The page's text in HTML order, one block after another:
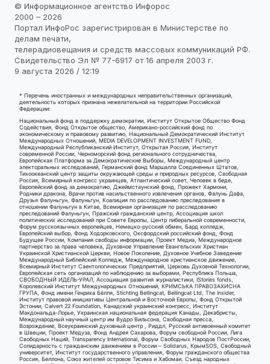
© Информационное агентство Инфорос
2000 – 2026
Портал ИнфоРос зарегистрирован в Министерстве по
делам печати,
телерадиовещания и средств массовых коммуникаций РФ.
Свидетельство Эл № 77-6917 от 16 апреля 2003 г.
9 августа 2026 / 12:19